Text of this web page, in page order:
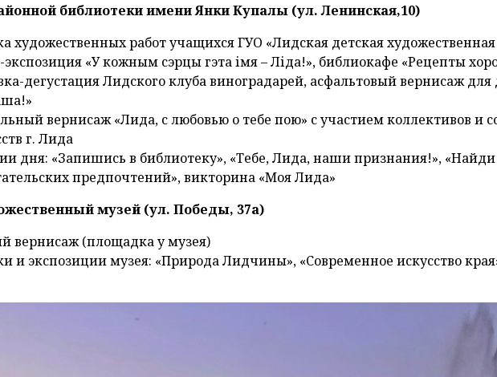
библиотеки имени Янки Купалы (ул. Ленинская,10)
художественных работ учащихся ГУО «Лидская детская
экспозиция «У кожным сэрцы гэта імя – Ліда!», библиокафе «Рецепты
дегустация Лидского клуба виноградарей, асфальтовый вернисаж для
вернисаж «Лида, с любовью о тебе пою» с участием коллективов и
г. Лида
дня: «Запишись в библиотеку», «Тебе, Лида, наши признания!»,
предпочтений», викторина «Моя Лида»
музей (ул. Победы, 37а)
вернисаж (площадка у музея)
и экспозиции музея: «Природа Лидчины», «Современное искусство